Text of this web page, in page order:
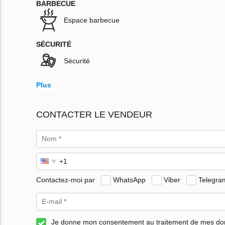
BARBECUE
Espace barbecue
SÉCURITÉ
Sécurité
Plus
CONTACTER LE VENDEUR
Contactez-moi par WhatsApp Viber
Je donne mon consentement au traitement de mes